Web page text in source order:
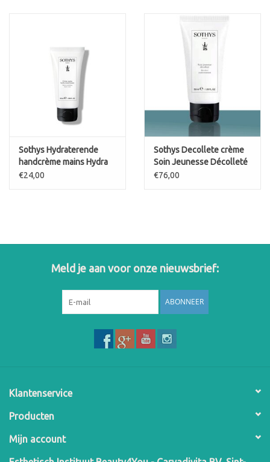
Sothys Hydraterende
handcrème mains Hydra
Nourrissante
€24,00
Sothys Decollete crème
Soin Jeunesse Décolleté
€76,00
Meld je aan voor onze nieuwsbrief:
ABONNEER
Klantenservice
Producten
Mijn account